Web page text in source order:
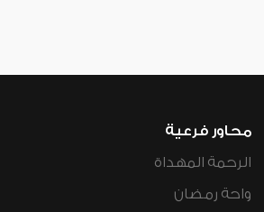
محاور فرعية
الرحمة المهداة
واحة رمضان